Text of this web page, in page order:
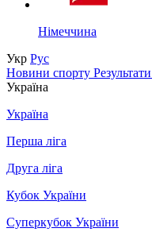
Німеччина
Укр Рус
Новини спорту Результати
Україна
Україна
Перша ліга
Друга ліга
Кубок України
Суперкубок України